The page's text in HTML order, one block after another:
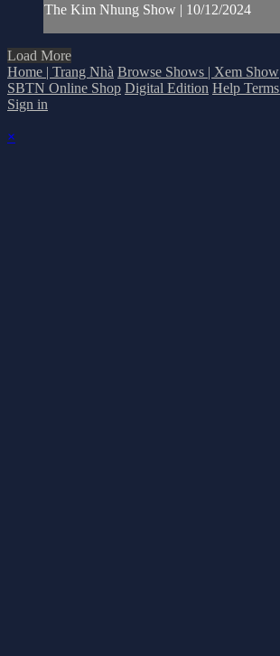
The Kim Nhung Show | 10/12/2024
Load More
Home | Trang Nhà Browse Shows | Xem Show
SBTN Online Shop Digital Edition Help Terms
Sign in
×